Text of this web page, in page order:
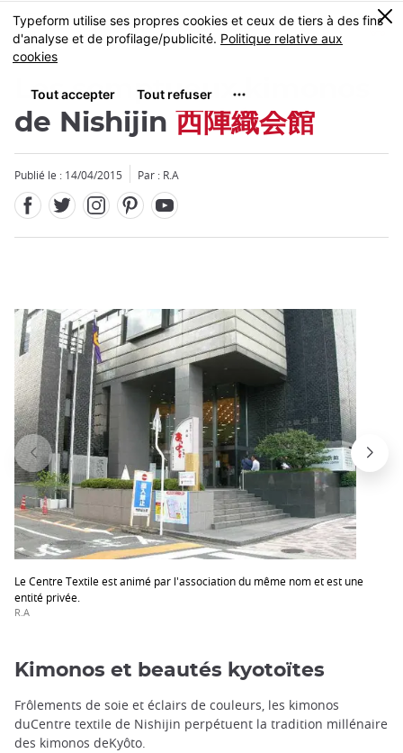
Skip
to
main
MENU
0
Les somptueux kimonos
de Nishijin 西陣織会館
Publié le : 14/04/2015 Par : R.A
Le Centre Textile est animé par l'association du même nom et est une
entité privée.
R.A
Fermer
Kimonos et beautés kyotoïtes
Frôlements de soie et éclairs de couleurs, les kimonos
duCentre textile de Nishijin perpétuent la tradition millénaire
des kimonos deKyôto.